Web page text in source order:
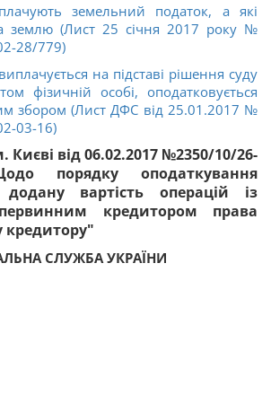
земельний податок, а які
землю (Лист 25 січня 2017 року №
28/779)
на підставі рішення суду
фізичній особі, оподатковується
збором (Лист ДФС від 25.01.2017 №
03-16)
від 06.02.2017 №2350/10/26-
порядку оподаткування
вартість операцій із
первинним кредитором права
СЛУЖБА УКРАЇНИ